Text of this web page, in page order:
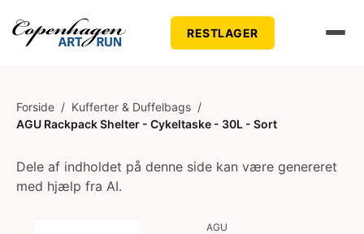
RESTLAGER
Forside / Kufferter & Duffelbags /
AGU Rackpack Shelter - Cykeltaske - 30L - Sort
Dele af indholdet på denne side kan være genereret
med hjælp fra AI.
AGU